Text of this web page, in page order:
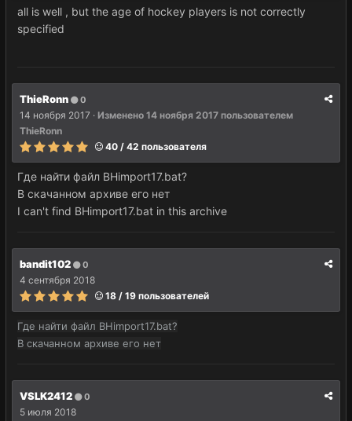
all is well , but the age of hockey players is not correctly
specified
ThieRonn 0
14 ноября 2017 · Изменено 14 ноября 2017 пользователем
ThieRonn
40 / 42 пользователя
Где найти файл BHimport17.bat?
В скачанном архиве его нет
I can't find BHimport17.bat in this archive
bandit102 0
4 сентября 2018
18 / 19 пользователей
Где найти файл BHimport17.bat?
В скачанном архиве его нет
VSLK2412 0
5 июля 2018